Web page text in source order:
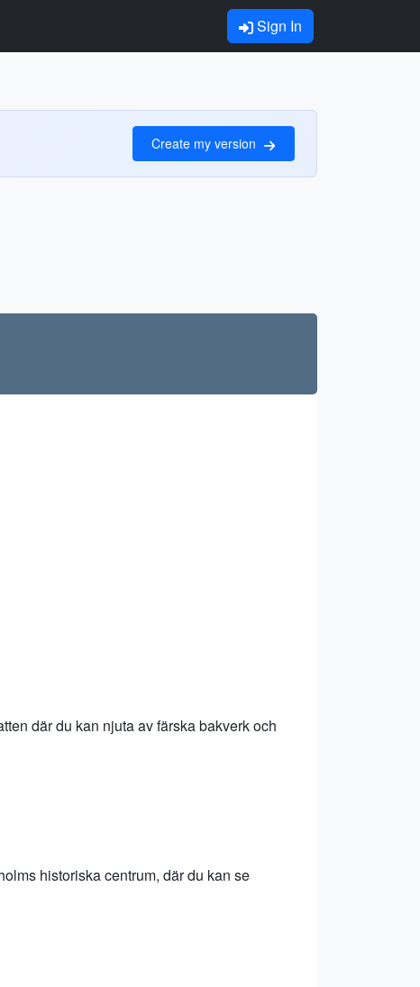
Sign In
Create my version
där du kan njuta av färska bakverk och
historiska centrum, där du kan se